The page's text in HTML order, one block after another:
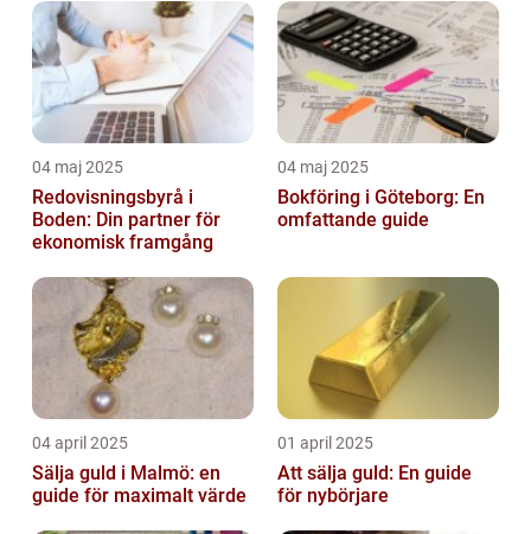
04 maj 2025
Redovisningsbyrå i
Boden: Din partner för
ekonomisk framgång
04 maj 2025
Bokföring i Göteborg: En
omfattande guide
04 april 2025
Sälja guld i Malmö: en
guide för maximalt värde
01 april 2025
Att sälja guld: En guide
för nybörjare